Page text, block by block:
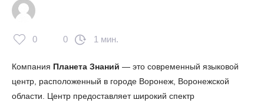
0 0 1 мин.
Компания Планета Знаний — это современный языковой
центр, расположенный в городе Воронеж, Воронежской
области. Центр предоставляет широкий спектр